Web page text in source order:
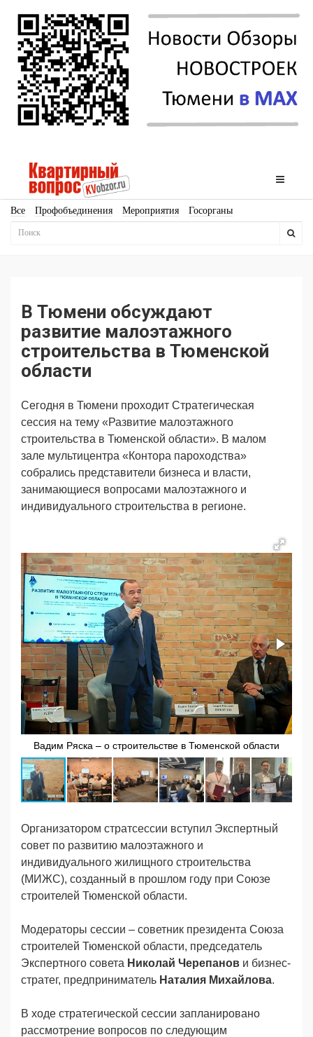
Все Профобъединения Мероприятия Госорганы
Новостройки
Ещё
В Тюмени обсуждают
развитие малоэтажного
строительства в Тюменской
области
Сегодня в Тюмени проходит Стратегическая
сессия на тему «Развитие малоэтажного
строительства в Тюменской области». В малом
зале мультицентра «Контора пароходства»
собрались представители бизнеса и власти,
занимающиеся вопросами малоэтажного и
индивидуального строительства в регионе.
Вадим Ряска – о строительстве в Тюменской области
Организатором стратсессии вступил Экспертный
совет по развитию малоэтажного и
индивидуального жилищного строительства
(МИЖС), созданный в прошлом году при Союзе
строителей Тюменской области.
Модераторы сессии – советник президента Союза
строителей Тюменской области, председатель
Экспертного совета Николай Черепанов и бизнес-
стратег, предприниматель Наталия Михайлова.
В ходе стратегической сессии запланировано
рассмотрение вопросов по следующим